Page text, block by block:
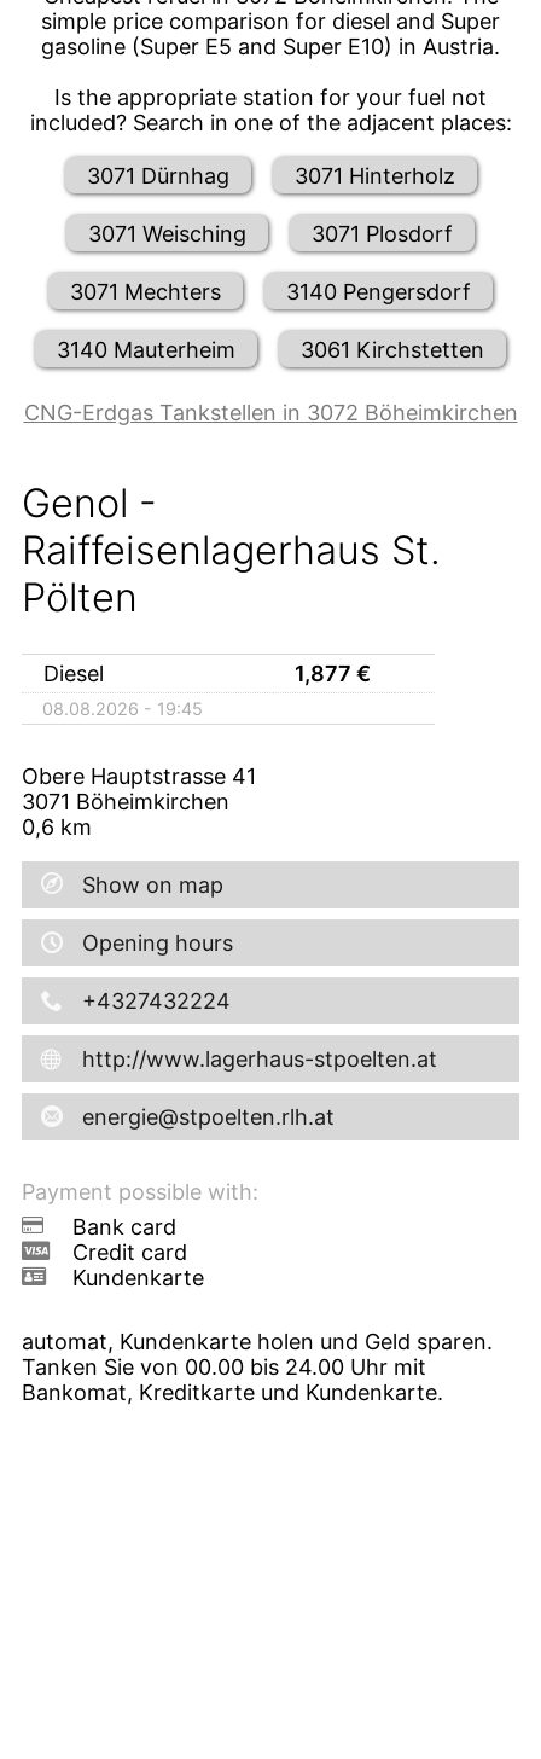
simple price comparison for diesel and Super
gasoline (Super E5 and Super E10) in Austria.
Is the appropriate station for your fuel not
included? Search in one of the adjacent places:
3071 Dürnhag 3071 Hinterholz
3071 Weisching 3071 Plosdorf
3071 Mechters 3140 Pengersdorf
3140 Mauterheim 3061 Kirchstetten
CNG-Erdgas Tankstellen in 3072 Böheimkirchen
Genol -
Raiffeisenlagerhaus St.
Pölten
Diesel 1,877 €
08.08.2026 - 19:45
Obere Hauptstrasse 41
3071 Böheimkirchen
0,6 km
Show on map
Opening hours
+4327432224
http://www.lagerhaus-stpoelten.at
energie@stpoelten.rlh.at
Payment possible with:
Bank card
Credit card
Kundenkarte
automat, Kundenkarte holen und Geld sparen.
Tanken Sie von 00.00 bis 24.00 Uhr mit
Bankomat, Kreditkarte und Kundenkarte.